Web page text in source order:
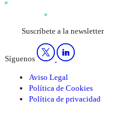
Suscríbete a la newsletter
Síguenos
Aviso Legal
Política de Cookies
Política de privacidad